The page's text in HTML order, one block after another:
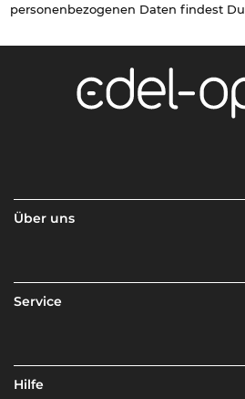
personenbezogenen Daten findest Du
Über uns
Service
Hilfe